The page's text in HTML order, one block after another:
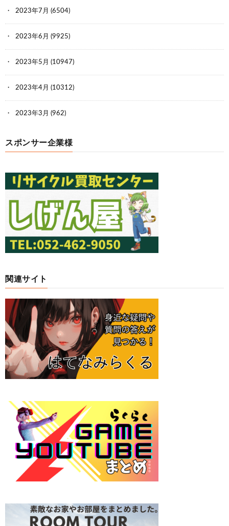
2023年7月 (6504)
2023年6月 (9925)
2023年5月 (10947)
2023年4月 (10312)
2023年3月 (962)
スポンサー企業様
関連サイト